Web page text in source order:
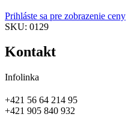
Prihláste sa pre zobrazenie ceny
SKU: 0129
Kontakt
Infolinka
+421 56 64 214 95
+421 905 840 932